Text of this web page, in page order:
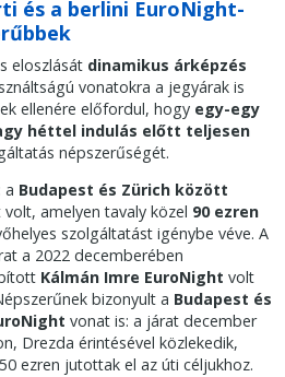
és a berlini EuroNight-
eloszlását dinamikus árképzés
vonatokra a jegyárak is
ellenére előfordul, hogy egy-egy
héttel indulás előtt teljesen
népszerűségét.
a Budapest és Zürich között
amelyen tavaly közel 90 ezren
szolgáltatást igénybe véve. A
a 2022 decemberében
Kálmán Imre EuroNight volt
bizonyult a Budapest és
vonat is: a járat december
Drezda érintésével közlekedik,
ezren jutottak el az úti céljukhoz.